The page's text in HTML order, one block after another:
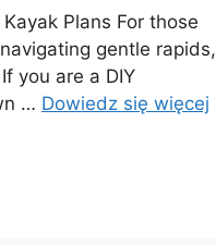
Plans For those
gentle rapids,
you are a DIY
… Dowiedz się więcej